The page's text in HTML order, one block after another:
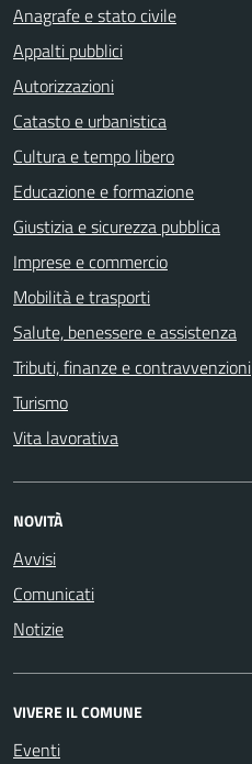
Anagrafe e stato civile
Appalti pubblici
Autorizzazioni
Catasto e urbanistica
Cultura e tempo libero
Educazione e formazione
Giustizia e sicurezza pubblica
Imprese e commercio
Mobilità e trasporti
Salute, benessere e assistenza
Tributi, finanze e contravvenzioni
Turismo
Vita lavorativa
NOVITÀ
Avvisi
Comunicati
Notizie
VIVERE IL COMUNE
Eventi